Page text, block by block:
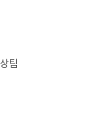
팀